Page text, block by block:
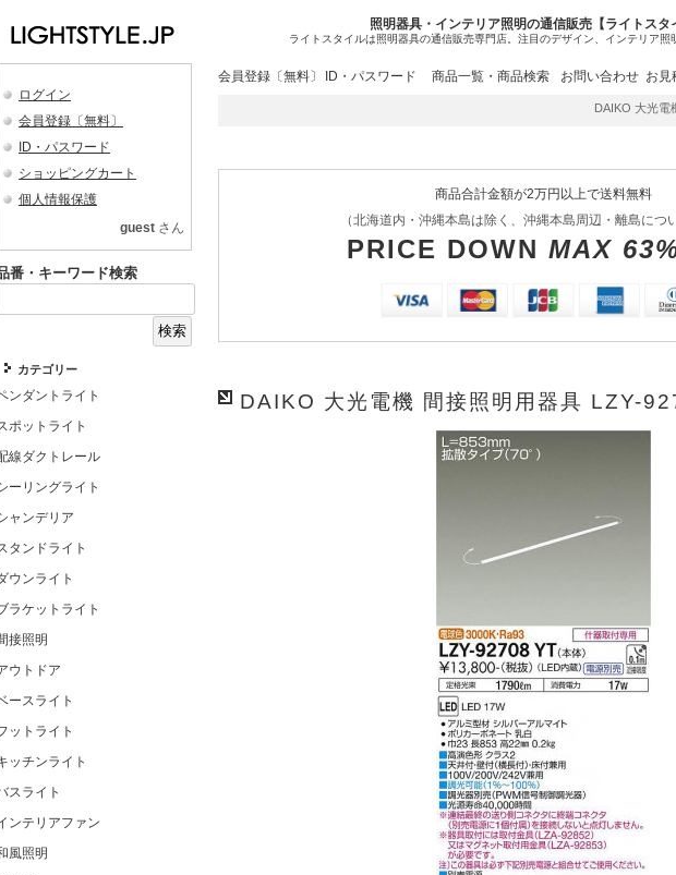
照明器具・インテリア照明の通信販売【ライトスタ
ライトスタイルは照明器具の通信販売専門店。注目のデザイン、インテリア照
ログイン
会員登録〔無料〕
ID・パスワード
ショッピングカート
個人情報保護
guest さん
番・キーワード検索
カテゴリー
ンダントライト
ポットライト
線ダクトレール
ーリングライト
ャンデリア
タンドライト
ウンライト
ラケットライト
接照明
ウトドア
ースライト
ットライト
ッチンライト
スライト
ンテリアファン
風照明
会員登録〔無料〕 ID・パスワード 商品一覧・商品検索 お問い合わせ お見
DAIKO 大光電機
商品合計金額が2万円以上で送料無料
（北海道内・沖縄本島は除く、沖縄本島周辺・離島につ
PRICE DOWN MAX
DAIKO 大光電機 間接照明用器具 LZY-